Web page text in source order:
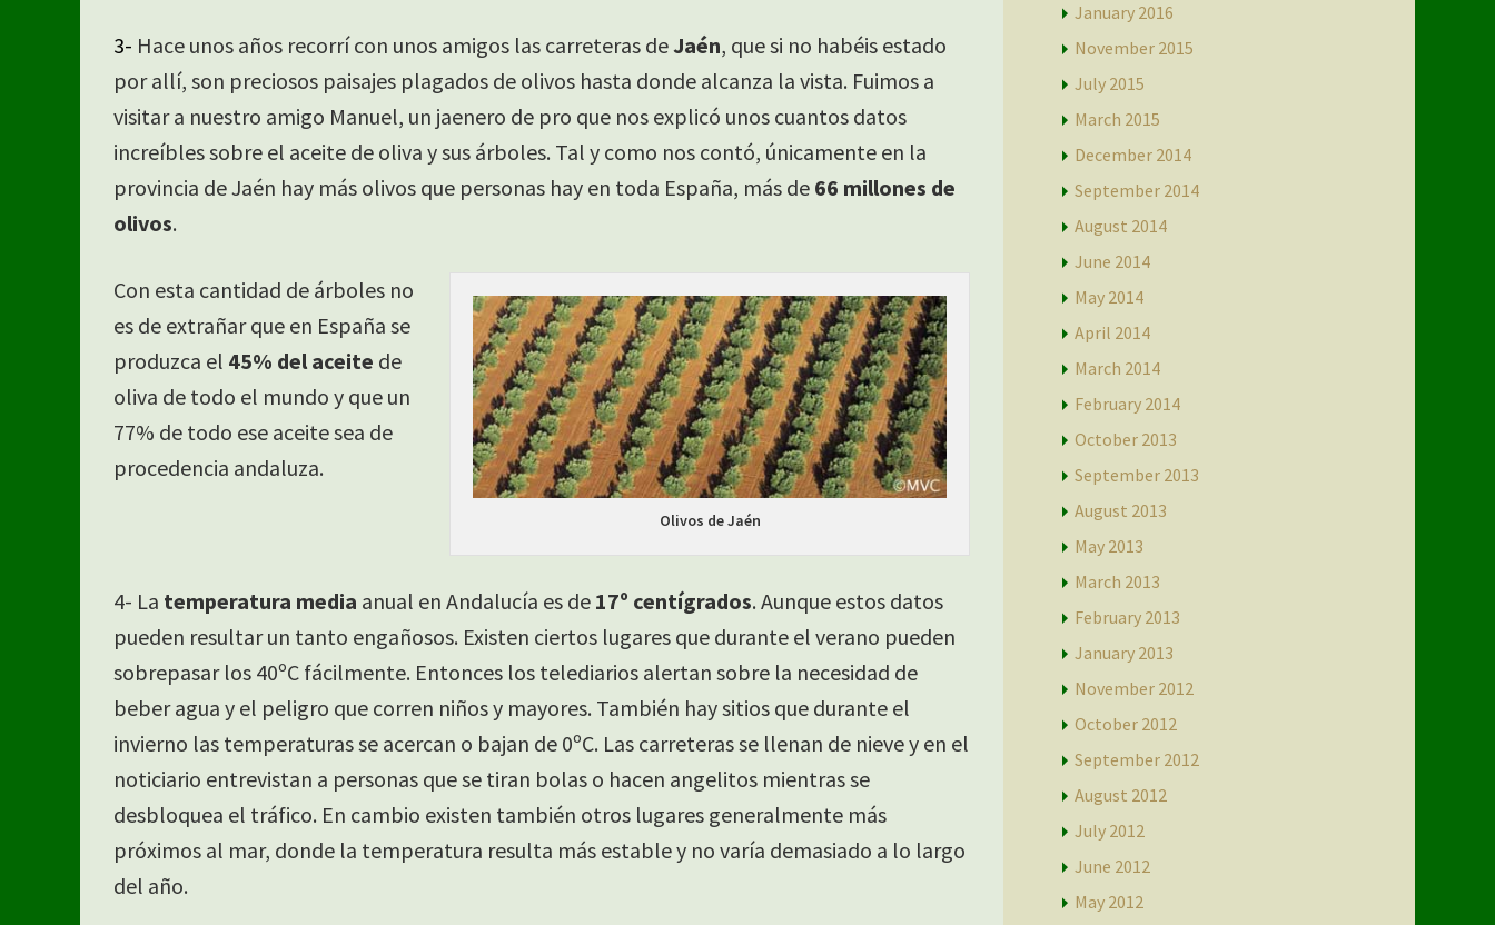
3- Hace unos años recorrí con unos amigos las carreteras deJaén, que si no habéis estado
por allí, son preciosos paisajes plagados de olivos hasta donde alcanza la vista. Fuimos a
visitar a nuestro amigo Manuel, un jaenero de pro que nos explicó unos cuantos datos
increíbles sobre el aceite de oliva y sus árboles. Tal y como nos contó, únicamente en la
provincia de Jaén hay más olivos que personas hay en toda España, más de 66 millones de
olivos.
Olivos de Jaén
Con esta cantidad de árboles no
es de extrañar que en España se
produzca el 45% del aceite de
oliva de todo el mundo y que un
77% de todo ese aceite sea de
procedencia andaluza.
4- La temperatura media anual en Andalucía es de 17º centígrados. Aunque estos datos
pueden resultar un tanto engañosos. Existen ciertos lugares que durante el verano pueden
sobrepasar los 40ºC fácilmente. Entonces los telediarios alertan sobre la necesidad de
beber agua y el peligro que corren niños y mayores. También hay sitios que durante el
invierno las temperaturas se acercan o bajan de 0ºC. Las carreteras se llenan de nieve y en el
noticiario entrevistan a personas que se tiran bolas o hacen angelitos mientras se
desbloquea el tráfico. En cambio existen también otros lugares generalmente más
próximos al mar, donde la temperatura resulta más estable y no varía demasiado a lo largo
del año.
January 2016
November 2015
July 2015
March 2015
December 2014
September 2014
August 2014
June 2014
May 2014
April 2014
March 2014
February 2014
October 2013
September 2013
August 2013
May 2013
March 2013
February 2013
January 2013
November 2012
October 2012
September 2012
August 2012
July 2012
June 2012
May 2012